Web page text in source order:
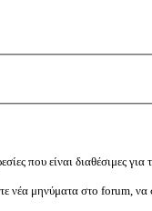
που είναι διαθέσιμες για
νέα μηνύματα στο forum,